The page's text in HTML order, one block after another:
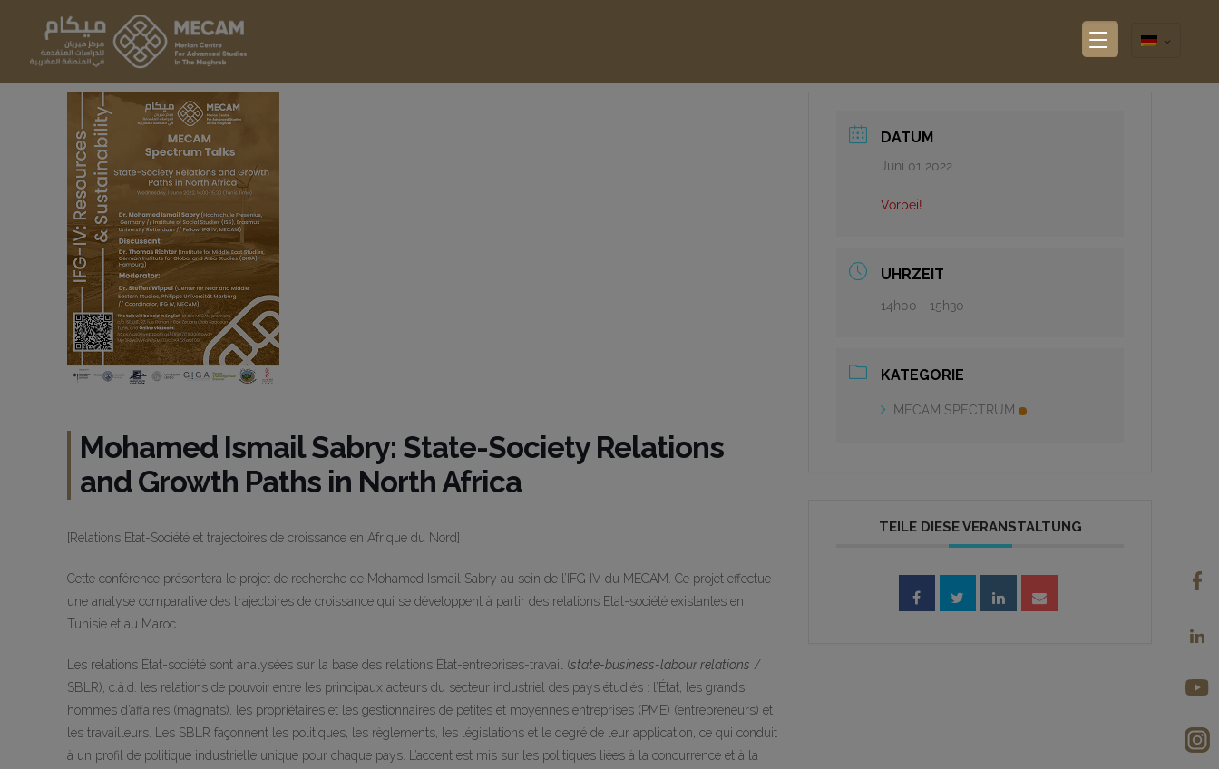
Mohamed Ismail Sabry: State-Society Relations
and Growth Paths in North Africa
[Relations Etat-Société et trajectoires de croissance en Afrique du Nord]
Cette conférence présentera le projet de recherche de Mohamed Ismail Sabry au sein de l’IFG IV du MECAM. Ce projet effectue
une analyse comparative des trajectoires de croissance qui se développent à partir des relations Etat-société existantes en
Tunisie et au Maroc.
Les relations État-société sont analysées sur la base des relations État-entreprises-travail (state-business-labour relations /
SBLR), c.à.d. les relations de pouvoir entre les principaux acteurs du secteur industriel des pays étudiés : l’État, les grands
hommes d’affaires (magnats), les propriétaires et les gestionnaires de petites et moyennes entreprises (PME) (entrepreneurs) et
les travailleurs. Les SBLR façonnent les politiques, les règlements, les législations et le degré de leur application, ce qui conduit
à un profil de politique industrielle unique pour chaque pays. L’accent est mis sur les politiques liées à la concurrence et à la
DATUM
Juni 01 2022
Vorbei!
UHRZEIT
14h00 - 15h30
KATEGORIE
MECAM SPECTRUM
TEILE DIESE VERANSTALTUNG